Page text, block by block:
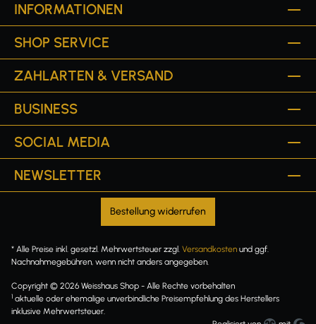
INFORMATIONEN
SHOP SERVICE
ZAHLARTEN & VERSAND
BUSINESS
SOCIAL MEDIA
NEWSLETTER
Bestellung widerrufen
* Alle Preise inkl. gesetzl. Mehrwertsteuer zzgl. Versandkosten und ggf.
Nachnahmegebühren, wenn nicht anders angegeben.
Copyright © 2026 Weisshaus Shop - Alle Rechte vorbehalten
1 aktuelle oder ehemalige unverbindliche Preisempfehlung des Herstellers
inklusive Mehrwertsteuer.